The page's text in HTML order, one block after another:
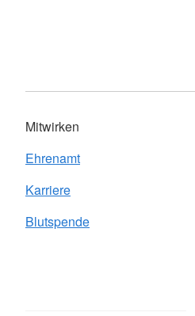
Mitwirken
Ehrenamt
Karriere
Blutspende